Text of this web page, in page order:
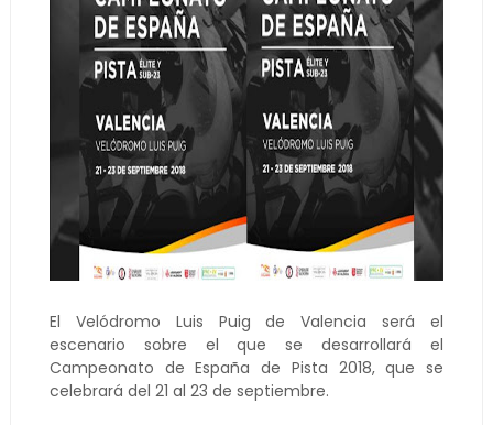
El Velódromo Luis Puig de Valencia será el
escenario sobre el que se desarrollará el
Campeonato de España de Pista 2018, que se
celebrará del 21 al 23 de septiembre.